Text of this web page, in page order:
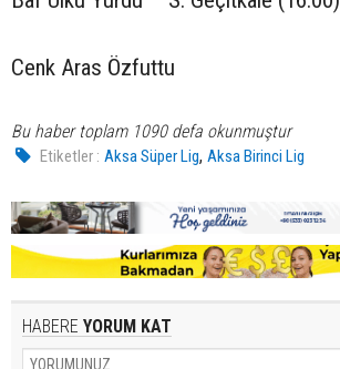
Cenk Aras Özfuttu
Bu haber toplam 1090 defa okunmuştur
Etiketler : Aksa Süper Lig,Aksa Birinci Lig
HABERE YORUM KAT